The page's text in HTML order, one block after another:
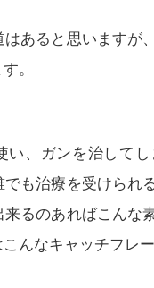
あると思いますが
。
い、ガンを治して
も治療を受けられ
るのあればこんな
んなキャッチフレ